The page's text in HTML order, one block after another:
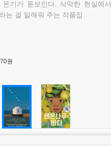
기가 돋보인다. 삭막한 현실에서
는 걸 일깨워 주는 작품집.
원